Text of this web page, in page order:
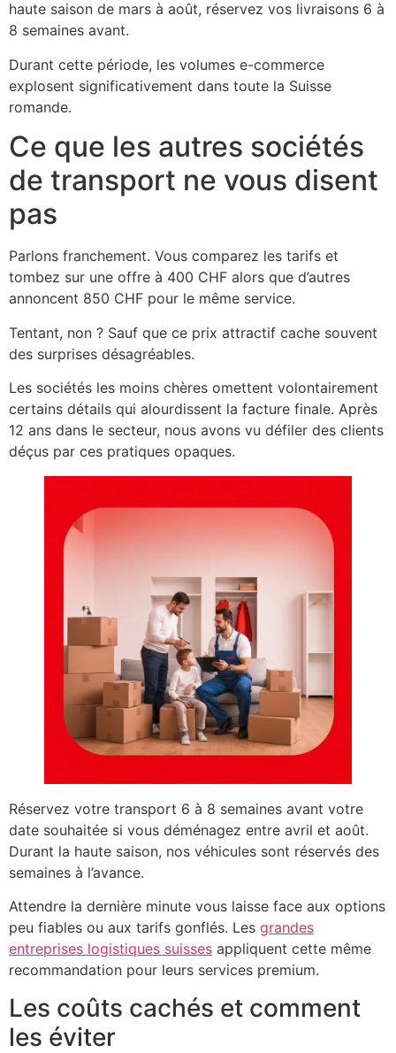
haute saison de mars à août, réservez vos livraisons 6 à
8 semaines avant.
Durant cette période, les volumes e-commerce
explosent significativement dans toute la Suisse
romande.
Ce que les autres sociétés
de transport ne vous disent
pas
Parlons franchement. Vous comparez les tarifs et
tombez sur une offre à 400 CHF alors que d’autres
annoncent 850 CHF pour le même service.
Tentant, non ? Sauf que ce prix attractif cache souvent
des surprises désagréables.
Les sociétés les moins chères omettent volontairement
certains détails qui alourdissent la facture finale. Après
12 ans dans le secteur, nous avons vu défiler des clients
déçus par ces pratiques opaques.
Réservez votre transport 6 à 8 semaines avant votre
date souhaitée si vous déménagez entre avril et août.
Durant la haute saison, nos véhicules sont réservés des
semaines à l’avance.
Attendre la dernière minute vous laisse face aux options
peu fiables ou aux tarifs gonflés. Les grandes
entreprises logistiques suisses appliquent cette même
recommandation pour leurs services premium.
Les coûts cachés et comment
les éviter